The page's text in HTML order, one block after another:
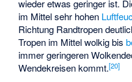
wieder etwas geringer ist.
im Mittel sehr hohen
Richtung Randtropen
Tropen im Mittel wolkig bis
immer geringeren
Wendekreisen kommt.[20]